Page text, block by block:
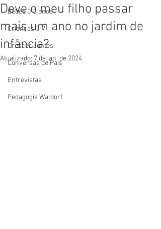
Bebés 0-3 anos
Crianças 3-7
Crescer Juntos
Conversas de Pais
Entrevistas
Pedagogia Waldorf
Deve o meu filho passar
mais um ano no jardim de
infância?
Atualizado: 7 de jan. de 2024